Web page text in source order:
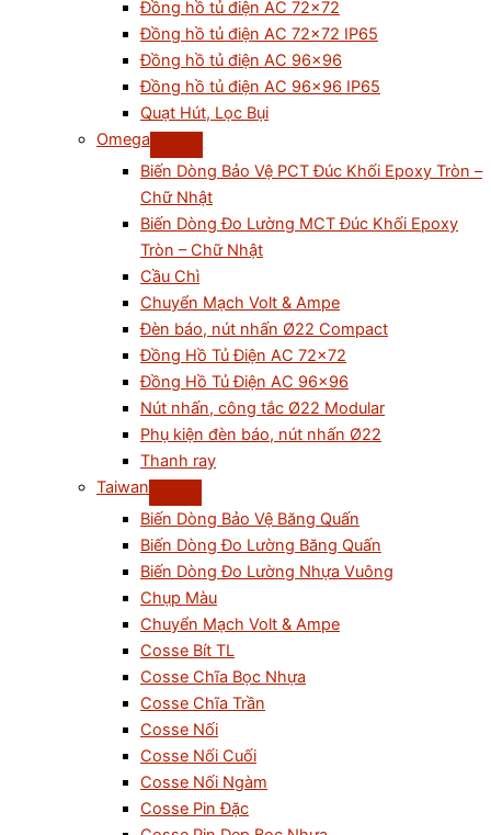
Đồng hồ tủ điện AC 72×72
Đồng hồ tủ điện AC 72×72 IP65
Đồng hồ tủ điện AC 96×96
Đồng hồ tủ điện AC 96×96 IP65
Quạt Hút, Lọc Bụi
Omega
Biến Dòng Bảo Vệ PCT Đúc Khối Epoxy Tròn –
Chữ Nhật
Biến Dòng Đo Lường MCT Đúc Khối Epoxy
Tròn – Chữ Nhật
Cầu Chì
Chuyển Mạch Volt & Ampe
Đèn báo, nút nhấn Ø22 Compact
Đồng Hồ Tủ Điện AC 72×72
Đồng Hồ Tủ Điện AC 96×96
Nút nhấn, công tắc Ø22 Modular
Phụ kiện đèn báo, nút nhấn Ø22
Thanh ray
Taiwan
Biến Dòng Bảo Vệ Băng Quấn
Biến Dòng Đo Lường Băng Quấn
Biến Dòng Đo Lường Nhựa Vuông
Chụp Màu
Chuyển Mạch Volt & Ampe
Cosse Bít TL
Cosse Chĩa Bọc Nhựa
Cosse Chĩa Trần
Cosse Nối
Cosse Nối Cuối
Cosse Nối Ngàm
Cosse Pin Đặc